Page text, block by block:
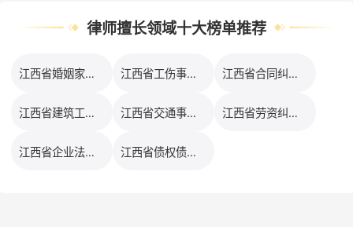
律师擅长领域十大榜单推荐
江西省婚姻家事律师排行榜 江西省工伤事故律师排行榜 江西省合同纠纷律师排行榜
江西省建筑工程律师排行榜 江西省交通事故律师排行榜 江西省劳资纠纷律师排行榜
江西省企业法务律师排行榜 江西省债权债务律师排行榜